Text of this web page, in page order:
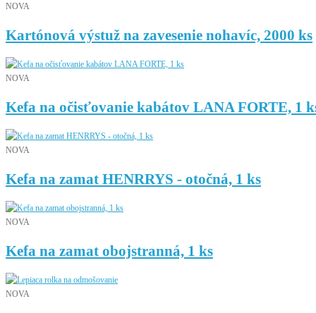
NOVA
Kartónová výstuž na zavesenie nohavíc, 2000 ks
NOVA
Kefa na očisťovanie kabátov LANA FORTE, 1
NOVA
Kefa na zamat HENRRYS - otočná, 1 ks
NOVA
Kefa na zamat obojstranná, 1 ks
NOVA